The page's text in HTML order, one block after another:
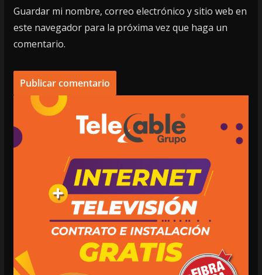
Guardar mi nombre, correo electrónico y sitio web en
este navegador para la próxima vez que haga un
comentario.